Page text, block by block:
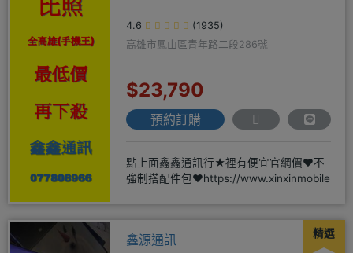
4.6
(1935)
高雄市鳳山區青年路二段286號
$23,790
預約訂購
點上面鑫鑫通訊行★裡有便宜官網價❤️不
強制搭配件包❤️https://www.xinxinmobile
精選
鑫源通訊